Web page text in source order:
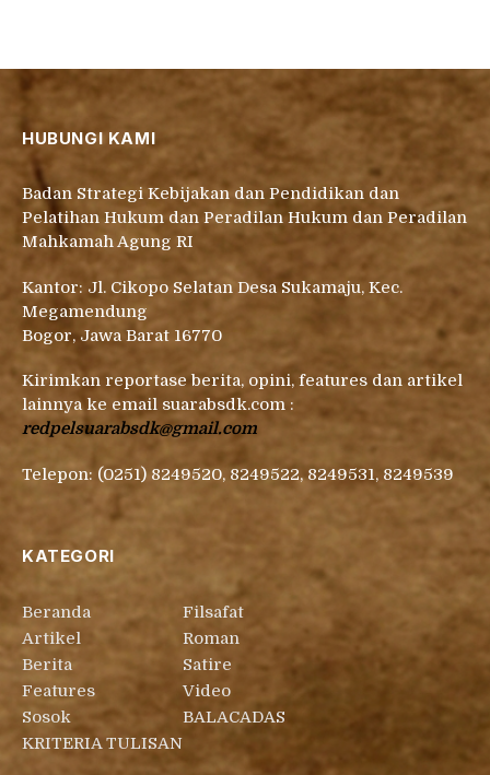
HUBUNGI KAMI
Badan Strategi Kebijakan dan Pendidikan dan
Pelatihan Hukum dan Peradilan Hukum dan Peradilan
Mahkamah Agung RI
Kantor: Jl. Cikopo Selatan Desa Sukamaju, Kec.
Megamendung
Bogor, Jawa Barat 16770
Kirimkan reportase berita, opini, features dan artikel
lainnya ke email suarabsdk.com :
redpelsuarabsdk@gmail.com
Telepon: (0251) 8249520, 8249522, 8249531, 8249539
KATEGORI
Beranda
Artikel
Berita
Features
Sosok
KRITERIA TULISAN
Filsafat
Roman
Satire
Video
BALACADAS